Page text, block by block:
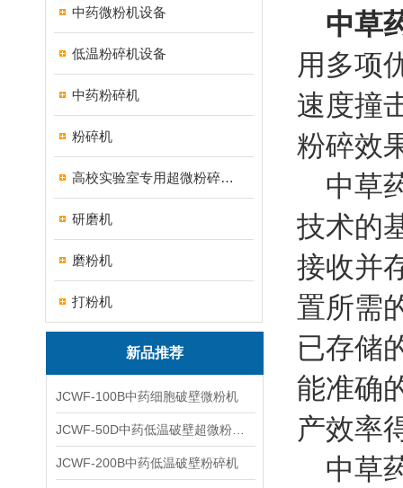
中药微粉机设备
低温粉碎机设备
中药粉碎机
粉碎机
高校实验室专用超微粉碎机设备
研磨机
磨粉机
打粉机
新品推荐
JCWF-100B中药细胞破壁微粉机
JCWF-200B中药低温破壁粉碎机
中草
用多项
速度撞
粉碎效
中草
技术的
接收并
置所需
已存储
能准确
产效率
中草